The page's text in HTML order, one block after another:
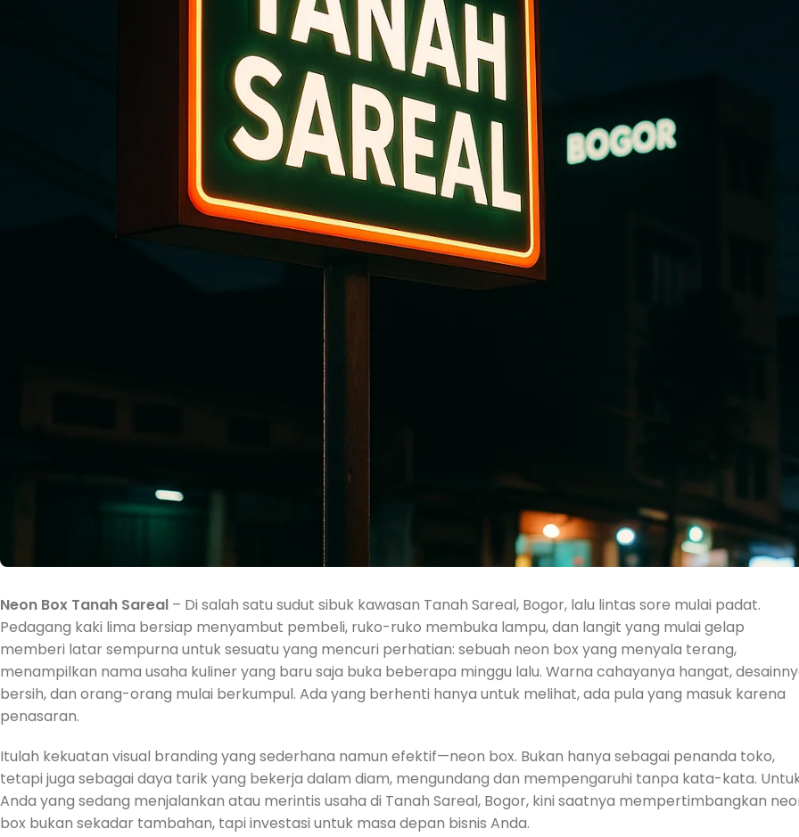
Neon Box Tanah Sareal – Di salah satu sudut sibuk kawasan Tanah Sareal, Bogor, lalu lintas sore mulai padat.
Pedagang kaki lima bersiap menyambut pembeli, ruko-ruko membuka lampu, dan langit yang mulai gelap
memberi latar sempurna untuk sesuatu yang mencuri perhatian: sebuah neon box yang menyala terang,
menampilkan nama usaha kuliner yang baru saja buka beberapa minggu lalu. Warna cahayanya hangat,
bersih, dan orang-orang mulai berkumpul. Ada yang berhenti hanya untuk melihat, ada pula yang masuk karena
penasaran.
Itulah kekuatan visual branding yang sederhana namun efektif—neon box. Bukan hanya sebagai penanda toko,
tetapi juga sebagai daya tarik yang bekerja dalam diam, mengundang dan mempengaruhi tanpa kata-kata.
Anda yang sedang menjalankan atau merintis usaha di Tanah Sareal, Bogor, kini saatnya mempertimbangkan
box bukan sekadar tambahan, tapi investasi untuk masa depan bisnis Anda.